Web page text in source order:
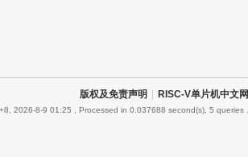
版权及免责声明 RISC-V单片机中文网
2026-8-9 01:25 , Processed in 0.037688 second(s), 5 queries .